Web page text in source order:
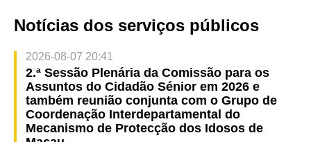
Notícias dos serviços públicos
2026-08-07 20:41
2.ª Sessão Plenária da Comissão para os
Assuntos do Cidadão Sénior em 2026 e
também reunião conjunta com o Grupo de
Coordenação Interdepartamental do
Mecanismo de Protecção dos Idosos de